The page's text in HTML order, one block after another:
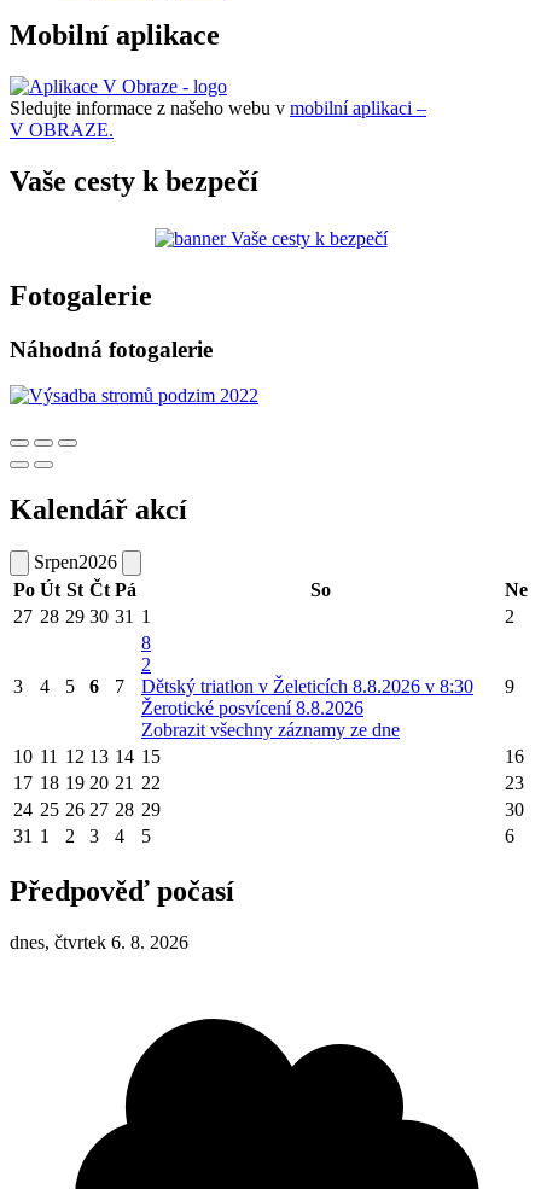
Mobilní aplikace
Sledujte informace z našeho webu v mobilní aplikaci –
V OBRAZE.
Vaše cesty k bezpečí
Fotogalerie
Náhodná fotogalerie
Kalendář akcí
Srpen2026
Po Út St Čt Pá So
Ne
27 28 29 30 31 1 2
3 4 5 6 7
8
2
Dětský triatlon v Želeticích 8.8.2026 v 8:30
Žerotické posvícení 8.8.2026
Zobrazit všechny záznamy ze dne
9
10 11 12 13 14 15
16
17 18 19 20 21 22
23
24 25 26 27 28 29
30
31 1 2 3 4 5 6
Předpověď počasí
dnes, čtvrtek 6. 8. 2026